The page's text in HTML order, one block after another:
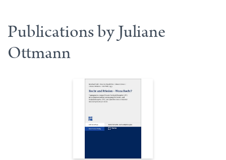
Publications by Juliane
Ottmann